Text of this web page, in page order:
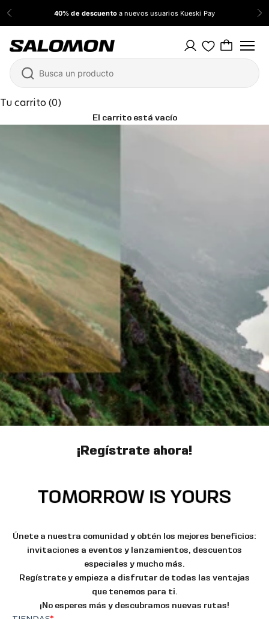
Anterior 40% de descuentoa nuevos usuarios Kueski Pay
Salomon México
Tu carrito (0)
El carrito está vacío
¡Regístrate ahora!
Únete a nuestra comunidad y obtén los mejores beneficios:
invitaciones a eventos y lanzamientos, descuentos
especiales y mucho más.
Regístrate y empieza a disfrutar de todas las ventajas
que tenemos para ti.
¡No esperes más y descubramos nuevas rutas!